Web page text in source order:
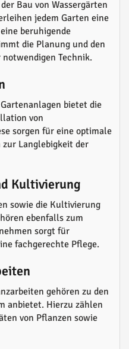
Bau von Wassergärten
jedem Garten eine
beruhigende
die Planung und den
Technik.
bietet die
von
sorgen für eine optimale
zur Langlebigkeit der
Kultivierung
sowie die Kultivierung
ebenfalls zum
sorgt für
fachgerechte Pflege.
gehören zu den
anbietet. Hierzu zählen
von Pflanzen sowie